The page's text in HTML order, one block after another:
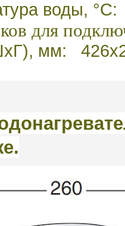
воды,
для
мм: